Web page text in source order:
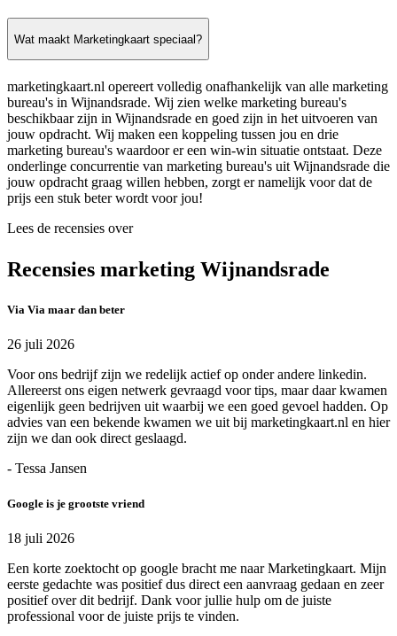
Wat maakt Marketingkaart speciaal?
marketingkaart.nl opereert volledig onafhankelijk van alle marketing
bureau's in Wijnandsrade. Wij zien welke marketing bureau's
beschikbaar zijn in Wijnandsrade en goed zijn in het uitvoeren van
jouw opdracht. Wij maken een koppeling tussen jou en drie
marketing bureau's waardoor er een win-win situatie ontstaat. Deze
onderlinge concurrentie van marketing bureau's uit Wijnandsrade die
jouw opdracht graag willen hebben, zorgt er namelijk voor dat de
prijs een stuk beter wordt voor jou!
Lees de recensies over
Recensies marketing Wijnandsrade
Via Via maar dan beter
26 juli 2026
Voor ons bedrijf zijn we redelijk actief op onder andere linkedin.
Allereerst ons eigen netwerk gevraagd voor tips, maar daar kwamen
eigenlijk geen bedrijven uit waarbij we een goed gevoel hadden. Op
advies van een bekende kwamen we uit bij marketingkaart.nl en hier
zijn we dan ook direct geslaagd.
- Tessa Jansen
Google is je grootste vriend
18 juli 2026
Een korte zoektocht op google bracht me naar Marketingkaart. Mijn
eerste gedachte was positief dus direct een aanvraag gedaan en zeer
positief over dit bedrijf. Dank voor jullie hulp om de juiste
professional voor de juiste prijs te vinden.